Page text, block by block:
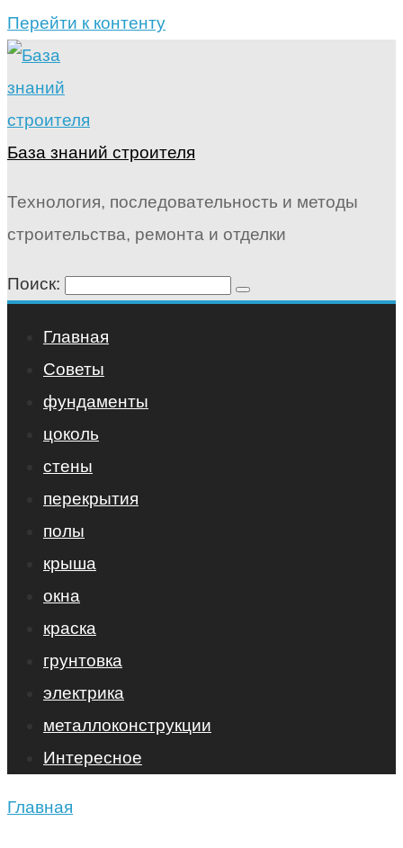
Перейти к контенту
База знаний строителя
Технология, последовательность и методы
строительства, ремонта и отделки
Поиск:
Главная
Советы
фундаменты
цоколь
стены
перекрытия
полы
крыша
окна
краска
грунтовка
электрика
металлоконструкции
Интересное
Главная